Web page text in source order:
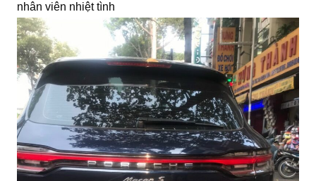
nhân viên nhiệt tình